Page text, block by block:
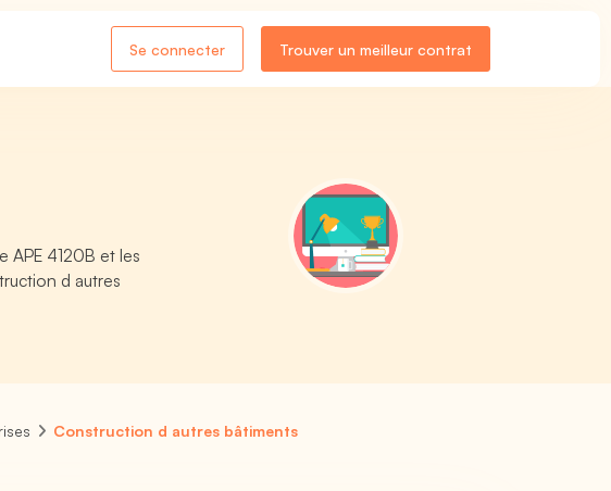
Se connecter Trouver un meilleur contrat
APE 4120B et les
d autres
Construction d autres bâtiments